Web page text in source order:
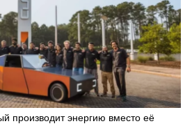
производит энергию вместо её